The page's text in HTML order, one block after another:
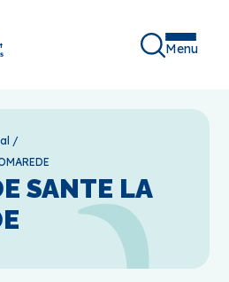
Menu
/
SANTE LA